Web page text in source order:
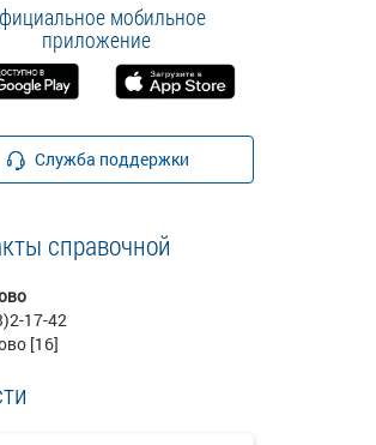
мобильное
приложение
Служба поддержки
справочной
17-42
[16]